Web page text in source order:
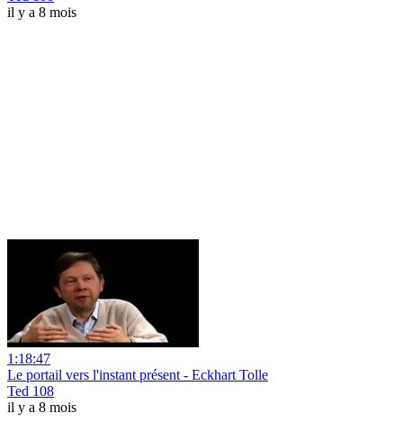
il y a 8 mois
1:18:47
Le portail vers l'instant présent - Eckhart Tolle
Ted 108
il y a 8 mois